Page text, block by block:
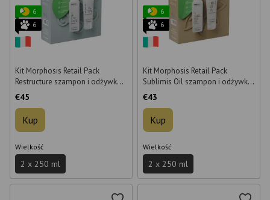
6
6
Kit Morphosis Retail Pack
Restructure szampon i odżywka
2x250 ml
€45
Kup
Wielkość
2 x 250 ml
6
6
Kit Morphosis Retail Pack
Sublimis Oil szampon i odżywka
2x250 ml
€43
Kup
Wielkość
2 x 250 ml